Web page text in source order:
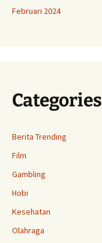
Februari 2024
Categories
Berita Trending
Film
Gambling
Hobi
Kesehatan
Olahraga